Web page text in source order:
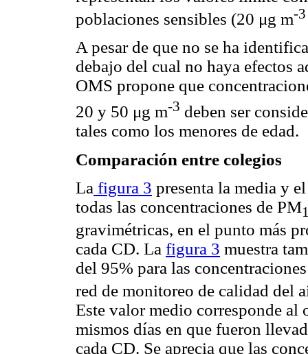
poblaciones sensibles (20 μg m-3
A pesar de que no se ha
debajo del cual no haya efectos
OMS propone que
20 y 50 μg m-3 deben ser
tales como los menores de edad.
Comparación entre colegios
La figura 3 presenta la media y
todas las concentraciones de PM
gravimétricas, en el punto más
cada CD. La figura 3 muestra
del 95% para las
red de monitoreo de calidad del
Este valor medio corresponde al
mismos días en que fueron
cada CD. Se aprecia que las